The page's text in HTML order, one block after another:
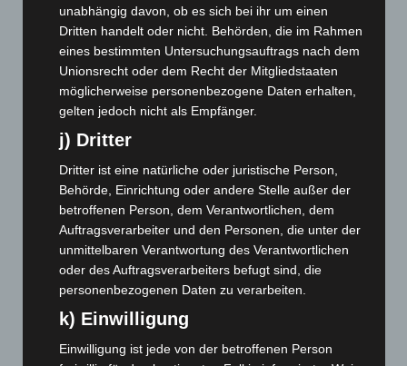
Februar 2026(109)
Januar 2026 (122)
Dezember 2025(103)
November 2025(114)
Oktober 2025(112)
September 2025
August 2025(90)
Juli 2025
(90)
Juni 2025(103)
Mai 2025(112)
(88)
März 2025(111)
unabhängig davon, ob es sich bei ihr um einen
Dritten handelt oder nicht. Behörden, die im Rahmen
eines bestimmten Untersuchungsauftrags nach dem
Unionsrecht oder dem Recht der Mitgliedstaaten
möglicherweise personenbezogene Daten erhalten,
gelten jedoch nicht als Empfänger.
j) Dritter
Dritter ist eine natürliche oder juristische Person,
Behörde, Einrichtung oder andere Stelle außer der
betroffenen Person, dem Verantwortlichen, dem
Auftragsverarbeiter und den Personen, die unter der
unmittelbaren Verantwortung des Verantwortlichen
oder des Auftragsverarbeiters befugt sind, die
personenbezogenen Daten zu verarbeiten.
k) Einwilligung
Einwilligung ist jede von der betroffenen Person